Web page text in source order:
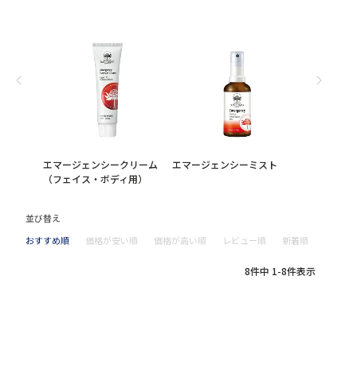
エマージェンシークリーム
（フェイス・ボディ用）
エマージェンシーミスト
並び替え
おすすめ順
価格が安い順 価格が高い順 レビュー順 新着順
8件中 1-8件表示